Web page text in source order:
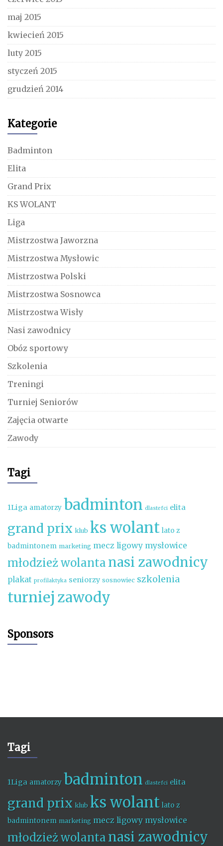
maj 2015
kwiecień 2015
luty 2015
styczeń 2015
grudzień 2014
Kategorie
Badminton
Elita
Grand Prix
KS WOLANT
Liga
Mistrzostwa Jaworzna
Mistrzostwa Mysłowic
Mistrzostwa Polski
Mistrzostwa Sosnowca
Mistrzostwa Wisły
Nasi zawodnicy
Obóz sportowy
Szkolenia
Treningi
Turniej Seniorów
Zajęcia otwarte
Zawody
Tagi
1Liga amatorzy badminton dlastefci elita
grand prix klub ks wolant lato z
badmintonem marketing mecz ligowy mysłowice
młodzież wolanta nasi zawodnicy
plakat profilaktyka seniorzy sosnowiec szkolenia
turniej zawody
Sponsors
Tagi
1Liga amatorzy badminton dlastefci elita
grand prix klub ks wolant lato z
badmintonem marketing mecz ligowy mysłowice
młodzież wolanta nasi zawodnicy